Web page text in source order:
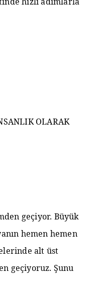
OLARAK
geçiyor. Büyük
hemen hemen
alt üst
geçiyoruz. Şunu